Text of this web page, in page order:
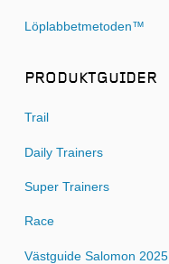
Löplabbetmetoden™
PRODUKTGUIDER
Trail
Daily Trainers
Super Trainers
Race
Västguide Salomon 2025